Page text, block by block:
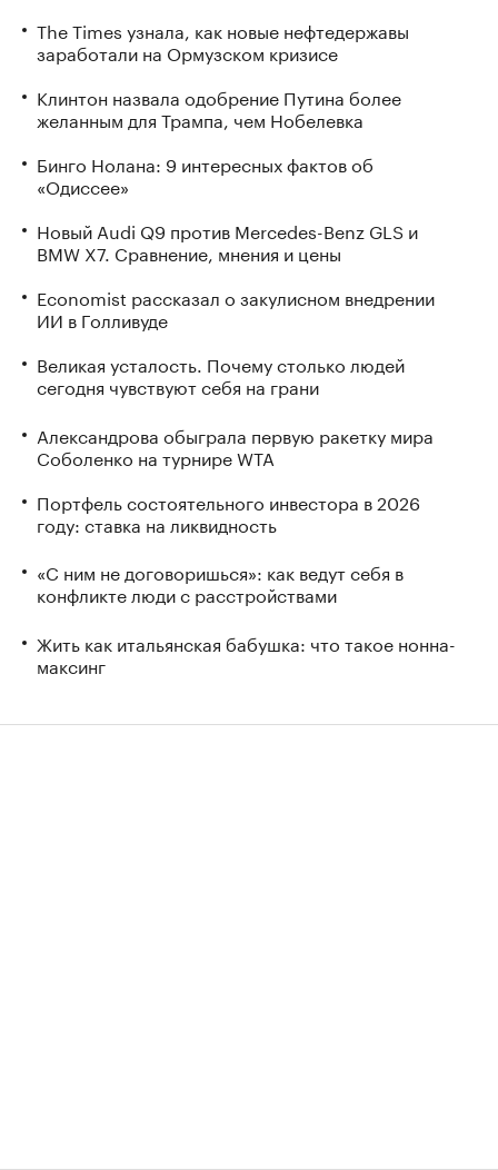
The Times узнала, как новые нефтедержавы
заработали на Ормузском кризисе
Клинтон назвала одобрение Путина более
желанным для Трампа, чем Нобелевка
Бинго Нолана: 9 интересных фактов об
«Одиссее»
Новый Audi Q9 против Mercedes-Benz GLS и
BMW X7. Сравнение, мнения и цены
Economist рассказал о закулисном внедрении
ИИ в Голливуде
Великая усталость. Почему столько людей
сегодня чувствуют себя на грани
Александрова обыграла первую ракетку мира
Соболенко на турнире WTA
Портфель состоятельного инвестора в 2026
году: ставка на ликвидность
«С ним не договоришься»: как ведут себя в
конфликте люди с расстройствами
Жить как итальянская бабушка: что такое нонна-
максинг